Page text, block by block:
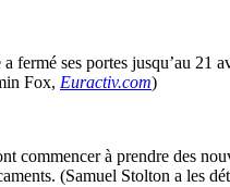
fermé ses portes jusqu’au 21
Fox, Euractiv.com)
commencer à prendre des
(Samuel Stolton a les